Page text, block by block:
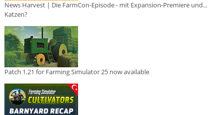
News Harvest | Die FarmCon-Episode - mit Expansion-Premiere und...
Katzen?
Patch 1.21 for Farming Simulator 25 now available